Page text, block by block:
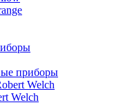
приборы
Welch
Welch